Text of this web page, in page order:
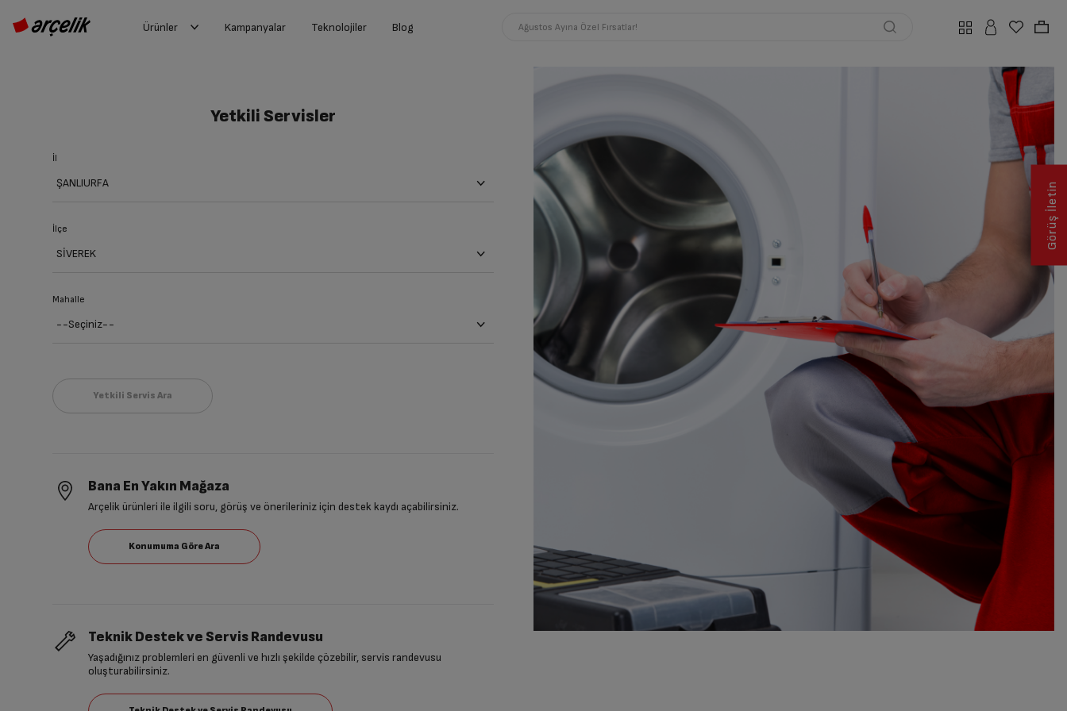
Ürünler Kampanyalar Teknolojiler Blog Ağustos Ayına Özel Fırsatlar!
Yetkili Servisler
İl
İlçe
Mahalle
Bana En Yakın Mağaza
Arçelik ürünleri ile ilgili soru, görüş ve önerileriniz için destek kaydı açabilirsiniz.
Teknik Destek ve Servis Randevusu
Yaşadığınız problemleri en güvenli ve hızlı şekilde çözebilir, servis randevusu
oluşturabilirsiniz.
Görüş İletin